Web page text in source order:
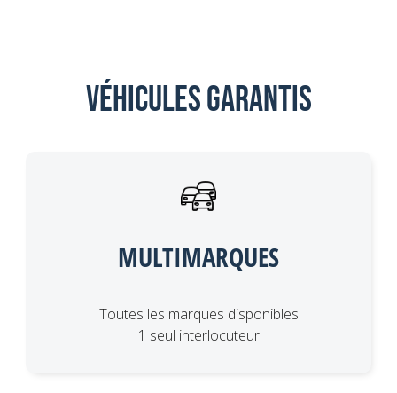
Véhicules garantis
MULTIMARQUES
Toutes les marques disponibles
1 seul interlocuteur